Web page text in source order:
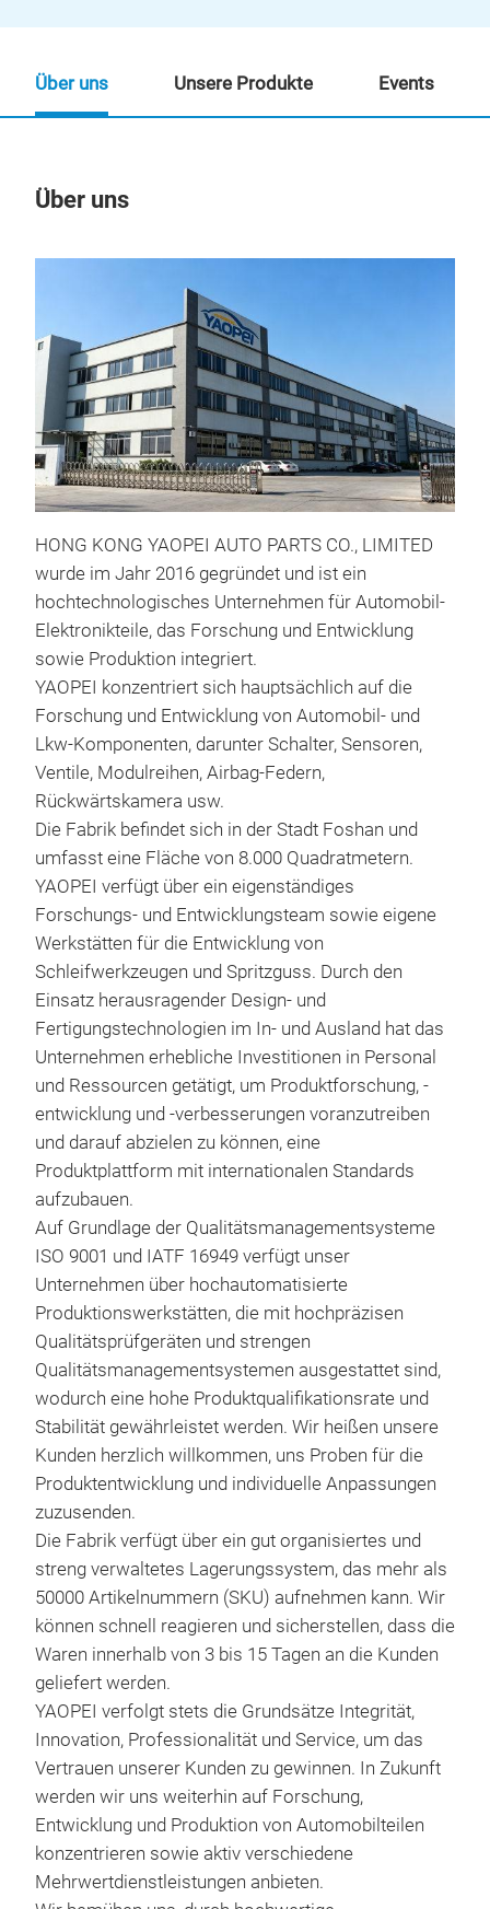
Über uns
HONG KONG YAOPEI AUTO PARTS CO., LIMITED
wurde im Jahr 2016 gegründet und ist ein
hochtechnologisches Unternehmen für Automobil-
Elektronikteile, das Forschung und Entwicklung
sowie Produktion integriert.
YAOPEI konzentriert sich hauptsächlich auf die
Forschung und Entwicklung von Automobil- und
Lkw-Komponenten, darunter Schalter, Sensoren,
Ventile, Modulreihen, Airbag-Federn,
Rückwärtskamera usw.
Die Fabrik befindet sich in der Stadt Foshan und
umfasst eine Fläche von 8.000 Quadratmetern.
YAOPEI verfügt über ein eigenständiges
Forschungs- und Entwicklungsteam sowie eigene
Werkstätten für die Entwicklung von
Schleifwerkzeugen und Spritzguss. Durch den
Einsatz herausragender Design- und
Fertigungstechnologien im In- und Ausland hat das
Unternehmen erhebliche Investitionen in Personal
und Ressourcen getätigt, um Produktforschung, -
entwicklung und -verbesserungen voranzutreiben
und darauf abzielen zu können, eine
Produktplattform mit internationalen Standards
aufzubauen.
Auf Grundlage der Qualitätsmanagementsysteme
ISO 9001 und IATF 16949 verfügt unser
Unternehmen über hochautomatisierte
Produktionswerkstätten, die mit hochpräzisen
Qualitätsprüfgeräten und strengen
Qualitätsmanagementsystemen ausgestattet sind,
wodurch eine hohe Produktqualifikationsrate und
Stabilität gewährleistet werden. Wir heißen unsere
Kunden herzlich willkommen, uns Proben für die
Produktentwicklung und individuelle Anpassungen
zuzusenden.
Die Fabrik verfügt über ein gut organisiertes und
streng verwaltetes Lagerungssystem, das mehr als
50000 Artikelnummern (SKU) aufnehmen kann. Wir
können schnell reagieren und sicherstellen, dass die
Waren innerhalb von 3 bis 15 Tagen an die Kunden
geliefert werden.
YAOPEI verfolgt stets die Grundsätze Integrität,
Innovation, Professionalität und Service, um das
Vertrauen unserer Kunden zu gewinnen. In Zukunft
werden wir uns weiterhin auf Forschung,
Entwicklung und Produktion von Automobilteilen
konzentrieren sowie aktiv verschiedene
Mehrwertdienstleistungen anbieten.
Über uns Unsere Produkte Events